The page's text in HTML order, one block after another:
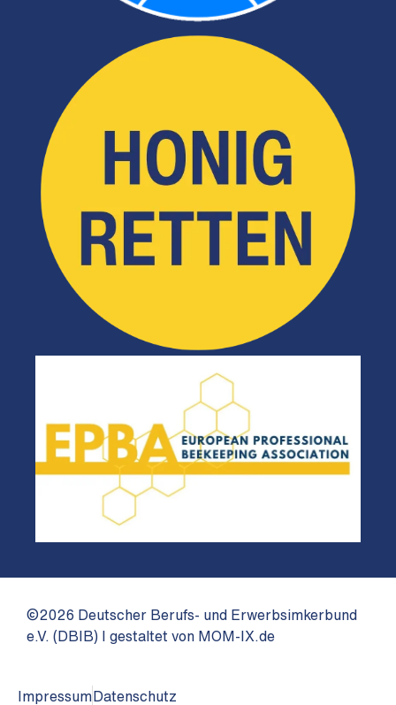
©2026 Deutscher Berufs- und Erwerbsimkerbund
e.V. (DBIB) I gestaltet von MOM-IX.de
Impressum Datenschutz